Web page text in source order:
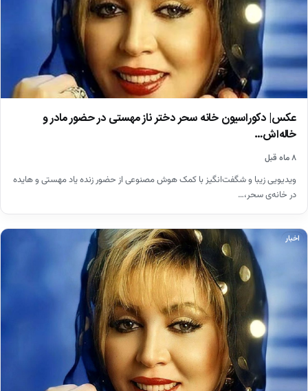
عکس| دکوراسیون خانه‌ سحر دختر ناز مهستی در حضور مادر و
خاله‌اش…
۸ ماه قبل
ویدیویی زیبا و شگفت‌انگیز با کمک هوش مصنوعی از حضور زنده یاد مهستی و هایده
در خانه‌ی سحر،…
اخبار